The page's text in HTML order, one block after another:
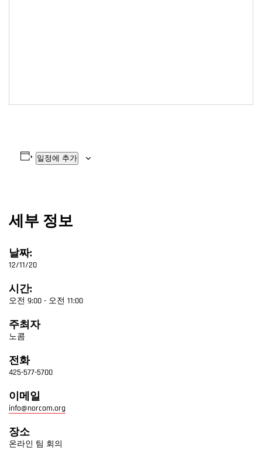
일정에 추가
세부 정보
날짜:
12/11/20
시간:
오전 9:00 - 오전 11:00
주최자
노콤
전화
425-577-5700
이메일
info@norcom.org
장소
온라인 팀 회의